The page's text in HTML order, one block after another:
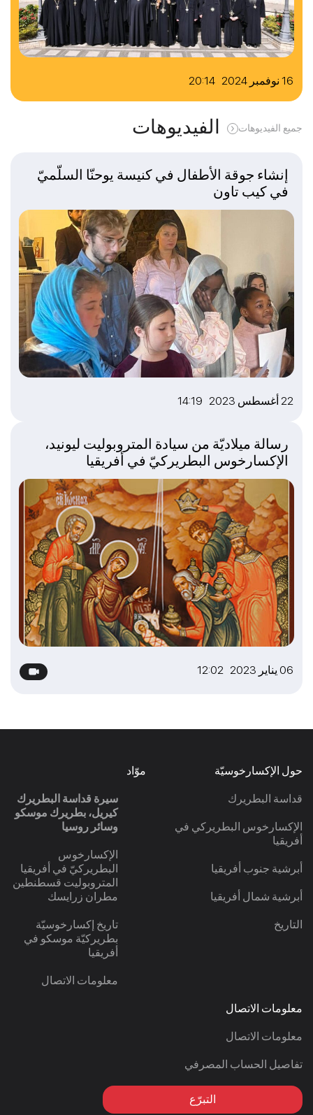
16 نوفمبر 2024 20:14
الفيديوهات جميع الفيديوهات
22 أغسطس 2023 14:19
إنشاء جوقة الأطفال في كنيسة يوحنّا السلّميّ
في كيب تاون
06 يناير 2023 12:02
رسالة ميلاديّة من سيادة المتروبوليت ليونيد،
الإكسارخوس البطريركيّ في أفريقيا
حول الإكسارخوسيّة
قداسة البطريرك
الإكسارخوس البطريركي في
أفريقيا
أبرشية جنوب أفريقيا
أبرشية شمال أفريقيا
التاريخ
موّاد
سيرة قداسة البطريرك
كيريل، بطريرك موسكو
وسائر روسيا
الإكسارخوس
البطريركيّ في أفريقيا
المتروبوليت قسطنطين
مطران زرايسك
تاريخ إكسارخوسيّة
بطريركيّة موسكو في
أفريقيا
معلومات الاتصال
معلومات الاتصال
معلومات الاتصال
تفاصيل الحساب المصرفي
التبرّع